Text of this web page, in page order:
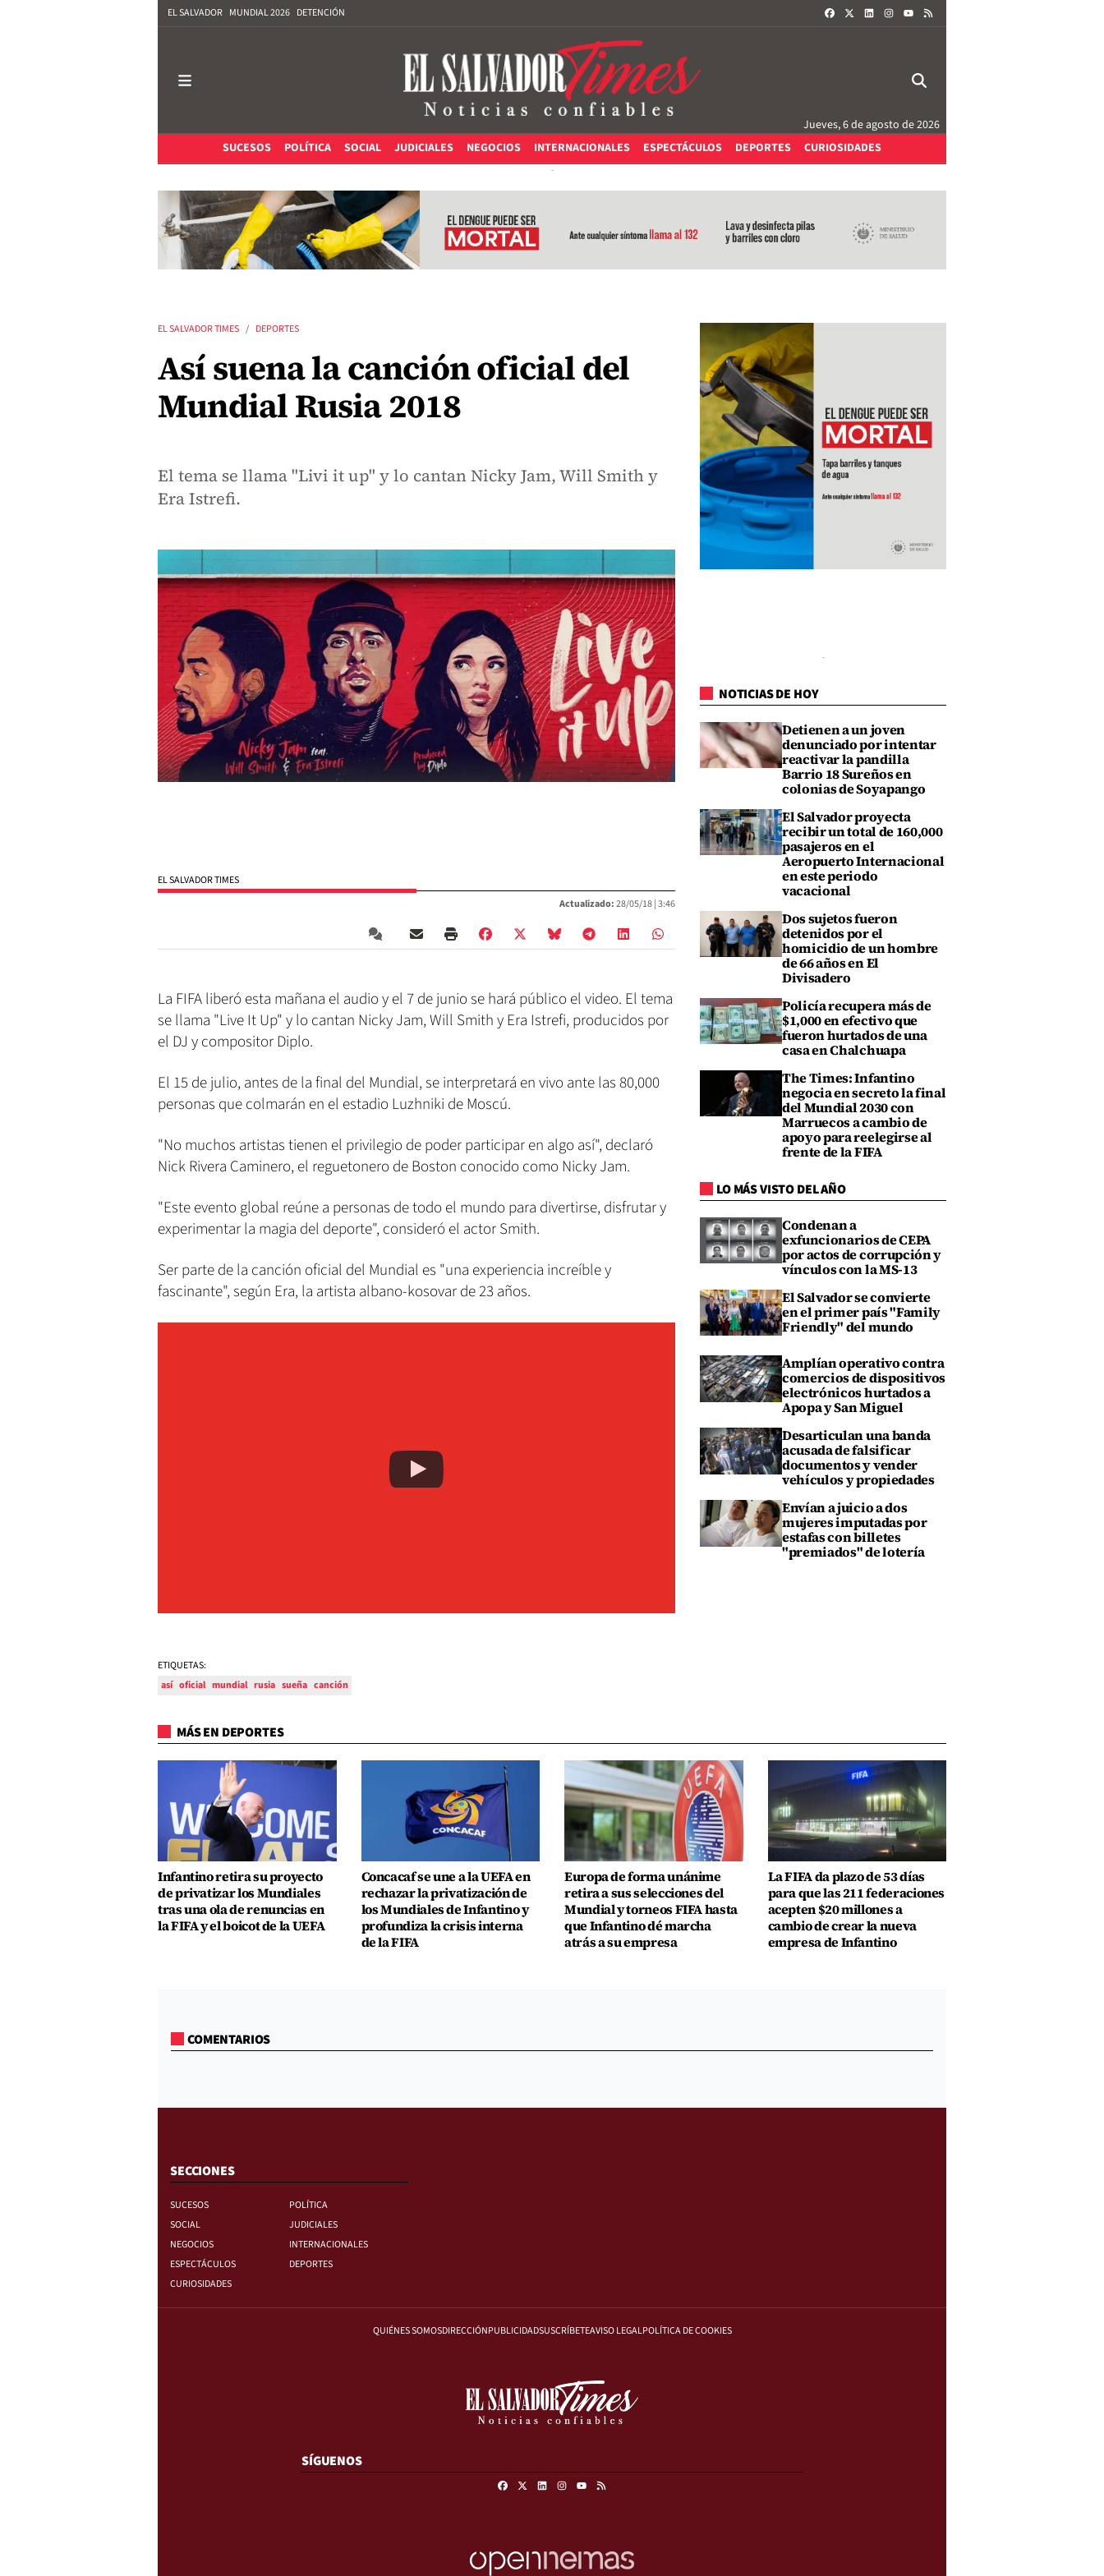
EL SALVADOR MUNDIAL 2026 DETENCIÓN FACEBOOKLINKEDININSTAGRAM
Jueves, 6 de agosto de 2026
SUCESOS
POLÍTICA SOCIAL JUDICIALES NEGOCIOS INTERNACIONALES ESPECTÁCULOS DEPORTES CURIOSIDADES
EL SALVADOR TIMES DEPORTES
Así suena la canción oficial del
Mundial Rusia 2018
El tema se llama "Livi it up" y lo cantan Nicky Jam, Will Smith y
Era Istrefi.
EL SALVADOR TIMES
Actualizado:28/05/18 |3:46
La FIFA liberó esta mañana el audio y el 7 de junio se hará público el video. El tema
se llama "Live It Up" y lo cantan Nicky Jam, Will Smith y Era Istrefi, producidos por
el DJ y compositor Diplo.
El 15 de julio, antes de la final del Mundial, se interpretará en vivo ante las 80,000
personas que colmarán en el estadio Luzhniki de Moscú.
"No muchos artistas tienen el privilegio de poder participar en algo así", declaró
Nick Rivera Caminero, el reguetonero de Boston conocido como Nicky Jam.
"Este evento global reúne a personas de todo el mundo para divertirse, disfrutar y
experimentar la magia del deporte", consideró el actor Smith.
Ser parte de la canción oficial del Mundial es "una experiencia increíble y
fascinante", según Era, la artista albano-kosovar de 23 años.
ETIQUETAS:
así oficial mundial rusia sueña canción
NOTICIAS DE HOY
Detienen a un joven
denunciado por intentar
reactivar la pandilla
Barrio 18 Sureños en
colonias de Soyapango
El Salvador proyecta
recibir un total de 160,000
pasajeros en el
Aeropuerto Internacional
en este periodo
vacacional
Dos sujetos fueron
detenidos por el
homicidio de un hombre
de 66 años en El
Divisadero
Policía recupera más de
$1,000 en efectivo que
fueron hurtados de una
casa en Chalchuapa
The Times: Infantino
negocia en secreto la final
del Mundial 2030 con
Marruecos a cambio de
apoyo para reelegirse al
frente de la FIFA
LO MÁS VISTO DEL AÑO
Condenan a
exfuncionarios de CEPA
por actos de corrupción y
vínculos con la MS-13
El Salvador se convierte
en el primer país "Family
Friendly" del mundo
Amplían operativo contra
comercios de dispositivos
electrónicos hurtados a
Apopa y San Miguel
Desarticulan una banda
acusada de falsificar
documentos y vender
vehículos y propiedades
Envían a juicio a dos
mujeres imputadas por
estafas con billetes
"premiados" de lotería
MÁS EN DEPORTES
Infantino retira su proyecto
de privatizar los Mundiales
tras una ola de renuncias en
la FIFA y el boicot de la UEFA
Concacaf se une a la UEFA en
rechazar la privatización de
los Mundiales de Infantino y
profundiza la crisis interna
de la FIFA
Europa de forma unánime
retira a sus selecciones del
Mundial y torneos FIFA hasta
que Infantino dé marcha
atrás a su empresa
La FIFA da plazo de 53 días
para que las 211 federaciones
acepten $20 millones a
cambio de crear la nueva
empresa de Infantino
COMENTARIOS
SECCIONES
SUCESOS
POLÍTICA
SOCIAL
JUDICIALES
NEGOCIOS
INTERNACIONALES
ESPECTÁCULOS
DEPORTES
CURIOSIDADES
QUIÉNES SOMOSDIRECCIÓNPUBLICIDADSUSCRÍBETEAVISO LEGALPOLÍTICA DE COOKIES
SÍGUENOS
FacebookLinkedinInstagram